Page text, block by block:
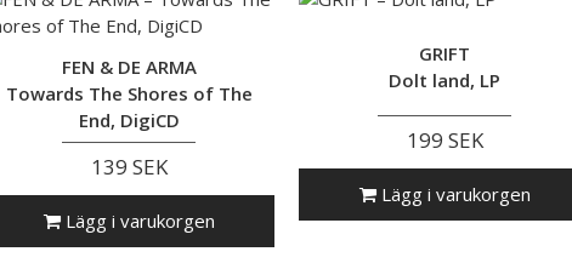
FEN & DE ARMA
Towards The Shores of The
End, DigiCD
139 SEK
Lägg i varukorgen
GRIFT
Dolt land, LP
199 SEK
Lägg i varukorgen